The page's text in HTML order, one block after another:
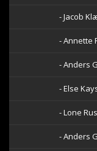
- Jacob
- Annette
- Anders
- Else
- Lone
- Anders